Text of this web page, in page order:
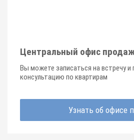
Центральный офис
Вы можете записаться на встречу
консультацию по квартирам
Узнать об офисе